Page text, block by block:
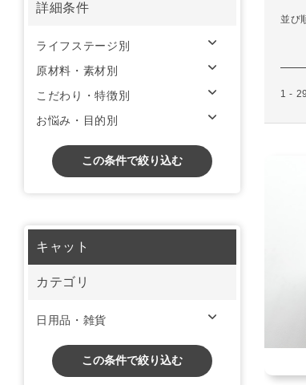
並び
1 -
詳細条件
ライフステージ別
原材料・素材別
こだわり・特徴別
お悩み・目的別
この条件で絞り込む
キャット
カテゴリ
日用品・雑貨
この条件で絞り込む